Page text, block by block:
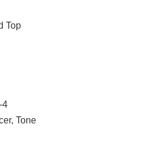
Top
4
Tone